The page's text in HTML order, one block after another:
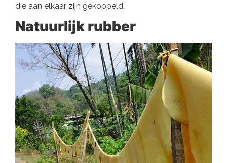
die aan elkaar zijn gekoppeld.
Natuurlijk rubber